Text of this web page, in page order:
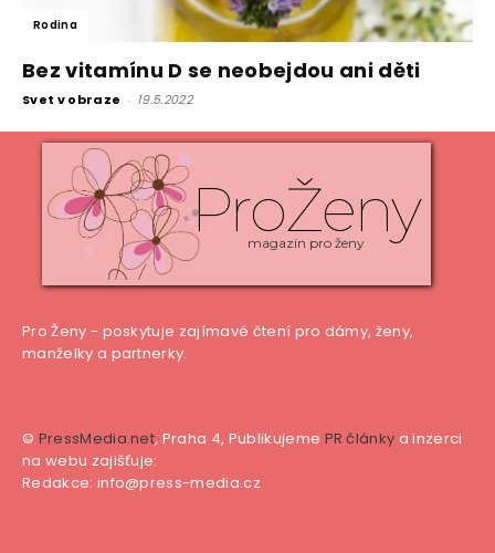
Rodina
Bez vitamínu D se neobejdou ani děti
Svet v obraze - 19.5.2022
ProŽeny
magazín pro ženy
Pro Ženy - poskytuje zajímavé čtení pro dámy, ženy,
manželky a partnerky.
© PressMedia.net, Praha 4, Publikujeme PR články a inzerci
na webu zajišťuje:
Redakce: info@press-media.cz